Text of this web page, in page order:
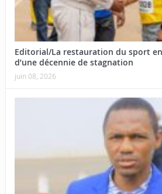
Editorial/La restauration du sport
d’une décennie de stagnation
juin 08, 2026